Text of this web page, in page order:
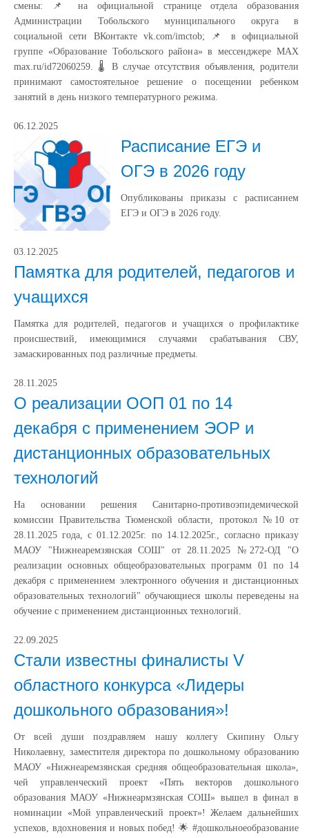
смены: 📌 на официальной странице отдела образования
Администрации Тобольского муниципального округа в
социальной сети ВКонтакте vk.com/imctob; 📌 в официальной
группе «Образование Тобольского района» в мессенджере MAX
max.ru/id72060259. 🌡 В случае отсутствия объявления, родители
принимают самостоятельное решение о посещении ребенком
занятий в день низкого температурного режима.
06.12.2025
Расписание ЕГЭ и
ОГЭ в 2026 году
Опубликованы приказы с расписанием
ЕГЭ и ОГЭ в 2026 году.
03.12.2025
Памятка для родителей, педагогов и
учащихся
Памятка для родителей, педагогов и учащихся о профилактике
происшествий, имеющимися случаями срабатывания СВУ,
замаскированных под различные предметы.
28.11.2025
О реализации ООП 01 по 14
декабря с применением ЭОР и
дистанционных образовательных
технологий
На основании решения Санитарно-противоэпидемической
комиссии Правительства Тюменской области, протокол №10 от
28.11.2025 года, с 01.12.2025г. по 14.12.2025г., согласно приказу
МАОУ "Нижнеаремзянская СОШ" от 28.11.2025 №272-ОД "О
реализации основных общеобразовательных программ 01 по 14
декабря с применением электронного обучения и дистанционных
образовательных технологий" обучающиеся школы переведены на
обучение с применением дистанционных технологий.
22.09.2025
Стали известны финалисты V
областного конкурса «Лидеры
дошкольного образования»!
От всей души поздравляем нашу коллегу Скипину Ольгу
Николаевну, заместителя директора по дошкольному образованию
МАОУ «Нижнеаремзянская средняя общеобразовательная школа»,
чей управленческий проект «Пять векторов дошкольного
образования МАОУ «Нижнеармзянская СОШ» вышел в финал в
номинации «Мой управленческий проект»! Желаем дальнейших
успехов, вдохновения и новых побед! 🌟 #дошкольноеобразование